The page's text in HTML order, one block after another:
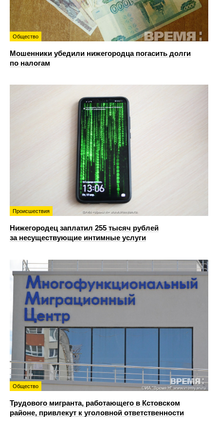
Общество
Мошенники убедили нижегородца погасить долги
по налогам
Происшествия
Нижегородец заплатил 255 тысяч рублей
за несуществующие интимные услуги
Общество
Трудового мигранта, работающего в Кстовском
районе, привлекут к уголовной ответственности